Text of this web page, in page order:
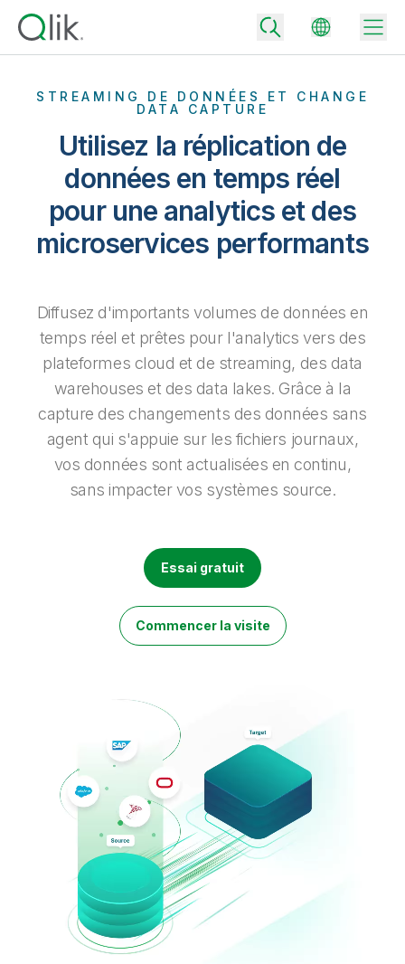
Back
Community
Support client
Portail client
Onboarding
Documentation produits
Back
Société
Emplois
Presse
Nos bureaux dans le monde
Back
Qlik
Talend
Back
Pourquoi Qlik ?
Transformez vos données en moteurs de réussite.
Boostez la puissance de l'intégration des données et de l'analytics
de Qlik.
Intégration de données
Tous les produits
Back
Tarifs – Intégration et la qualité des données
décisions plus avisées en choisissant l'offre d'intégration de
données la mieux adaptée.
Tarifs – Analytics
Choisissez l'offre d'analytics qui vous correspond pour fournir des
insights plus pertinents et optimiser vos résultats.
Back
Bibliothèque des ressources
STREAMING DE DONNÉES ET CHANGE
DATA CAPTURE
Utilisez la réplication de
données en temps réel
pour une analytics et des
microservices performants
Diffusez d'importants volumes de données en
temps réel et prêtes pour l'analytics vers des
plateformes cloud et de streaming, des data
warehouses et des data lakes. Grâce à la
capture des changements des données sans
agent qui s'appuie sur les fichiers journaux,
vos données sont actualisées en continu,
sans impacter vos systèmes source.
Essai gratuit
Commencer la visite